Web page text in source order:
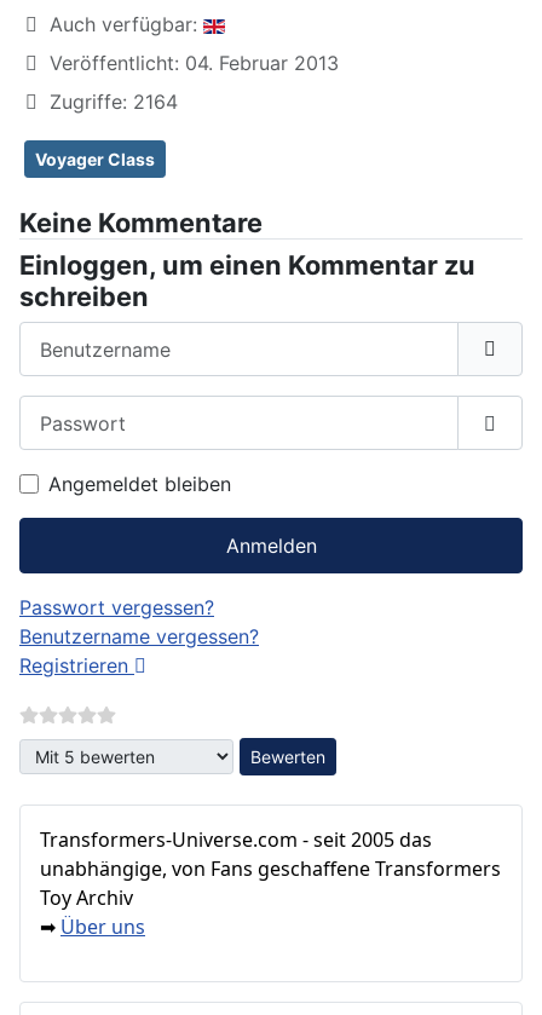
Auch verfügbar:
Veröffentlicht: 04. Februar 2013
Zugriffe: 2164
Voyager Class
Keine Kommentare
Einloggen, um einen Kommentar zu
schreiben
Angemeldet bleiben
Anmelden
Passwort vergessen?
Benutzername vergessen?
Registrieren
Bitte bewerten
Transformers‑Universe.com - seit 2005 das
unabhängige, von Fans geschaffene Transformers
Toy Archiv
➡ Über uns